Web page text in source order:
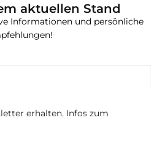
aktuellen Stand
Informationen und persönliche
erhalten. Infos zum